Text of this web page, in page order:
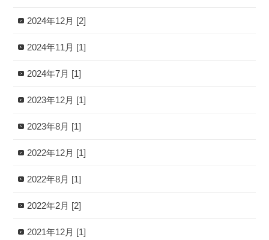
2024年12月 [2]
2024年11月 [1]
2024年7月 [1]
2023年12月 [1]
2023年8月 [1]
2022年12月 [1]
2022年8月 [1]
2022年2月 [2]
2021年12月 [1]